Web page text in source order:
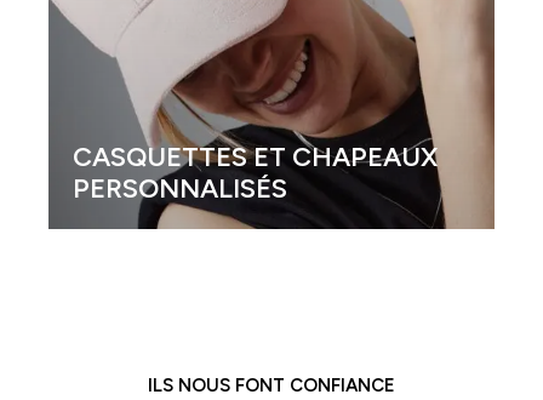
CASQUETTES ET CHAPEAUX
PERSONNALISÉS
ILS NOUS FONT CONFIANCE